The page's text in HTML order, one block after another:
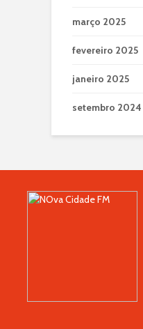
março 2025
fevereiro 2025
janeiro 2025
setembro 2024